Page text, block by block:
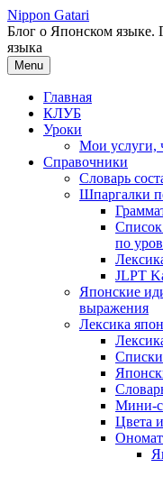
Перейти
к
содержимому
Nippon Gatari
Блог о Японском языке.
языка
Menu
Главная
КЛУБ
Уроки
Мои услуги,
Справочники
Словарь
Шпаргалки
Список
по
JLPT
Японские
выражения
Лексика
Списки
Мини-
Цвета